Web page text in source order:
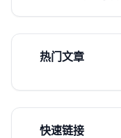
热门文章
快速链接